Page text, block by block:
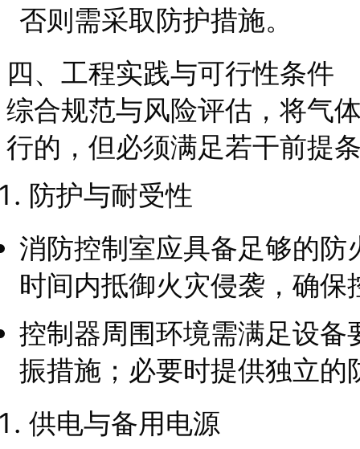
否则需采取防护措施。
四、工程实践与可行性条件
综合规范与风险评估，将气
行的，但必须满足若干前提
防护与耐受性
消防控制室应具备足够的
时间内抵御火灾侵袭，确
控制器周围环境需满足设
振措施；必要时提供独立的
供电与备用电源